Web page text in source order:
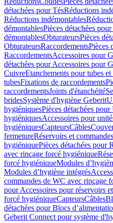
détachées pour TésRéductions
Réductions indémontables
démontablesPièces détachées
démontablesObturateursPièces
ObturateursRaccordementsPièces
RaccordementsAccessoires pour
détachées pour Accessoires pour
CuivreEtanchements pour tubes et
tubesFixations de raccordements
raccordementsJoints d'étanchéité
bridesSystème d'hygiène Geberit
hygiéniquesPièces détachées
hygiéniquesAccessoires pour
hygiéniquesCapteursCâbles
fermetureRéservoirs et
hygiéniquePièces détachées pour
avec rinçage forcé hygiénique
forcé hygiéniqueModules
Modules d’hygiène intégrés
commandes de WC avec rinçage
pour Accessoires pour réservoirs
forcé hygiéniqueCapteursCâbles
détachées pour Blocs
Geberit Connect pour système